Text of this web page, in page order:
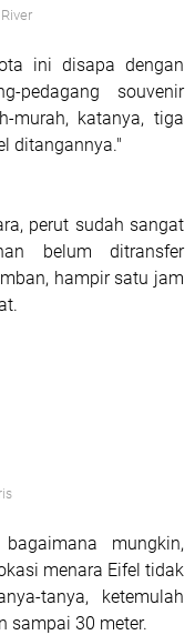
ini disapa dengan
pedagang souvenir
murah, katanya, tiga
ditangannya."
perut sudah sangat
belum ditransfer
hampir satu jam
mungkin,
menara Eifel tidak
tanya, ketemulah
sampai 30 meter.